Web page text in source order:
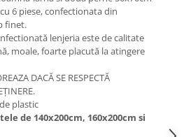
6 piese, confectionata din
finet.
lenjeria este de calitate
moale, foarte placută la atingere
DACĂ SE RESPECTĂ
plastic
de 140x200cm, 160x200cm si